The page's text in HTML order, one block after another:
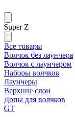
Super Z
Все товары
Волчок без лаунчера
Волчок с лаунчером
Наборы волчков
Лаунчеры
Верхние слои
Допы для волчков
GT